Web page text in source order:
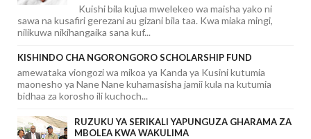
Kuishi bila kujua mwelekeo wa maisha yako ni
sawa na kusafiri gerezani au gizani bila taa. Kwa miaka mingi,
nilikuwa nikihangaika sana kuf...
KISHINDO CHA NGORONGORO SCHOLARSHIP FUND
amewataka viongozi wa mikoa ya Kanda ya Kusini kutumia
maonesho ya Nane Nane kuhamasisha jamii kula na kutumia
bidhaa za korosho ili kuchoch...
RUZUKU YA SERIKALI YAPUNGUZA GHARAMA ZA
MBOLEA KWA WAKULIMA